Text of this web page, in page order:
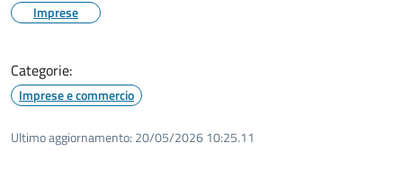
Imprese
Categorie:
Imprese e commercio
Ultimo aggiornamento: 20/05/2026 10:25.11